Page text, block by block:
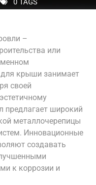
0 TAGS
–
или
для крыши занимает
своей
предлагает широкий
металлочерепицы
Инновационные
создавать
к коррозии и